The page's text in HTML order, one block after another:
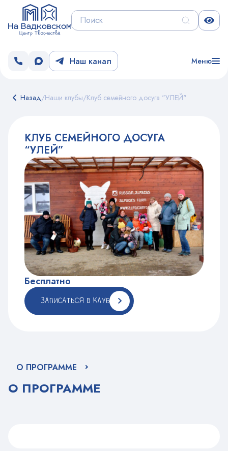
Наш канал Меню
Назад/Наши клубы/Клуб семейного досуга "УЛЕЙ"
КЛУБ СЕМЕЙНОГО ДОСУГА
“УЛЕЙ”
Бесплатно
ЗАПИСАТЬСЯ В КЛУБ
О ПРОГРАММЕ
О ПРОГРАММЕ